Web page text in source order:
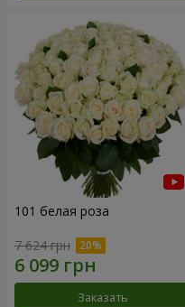
101 белая роза
7 624 грн
Заказать